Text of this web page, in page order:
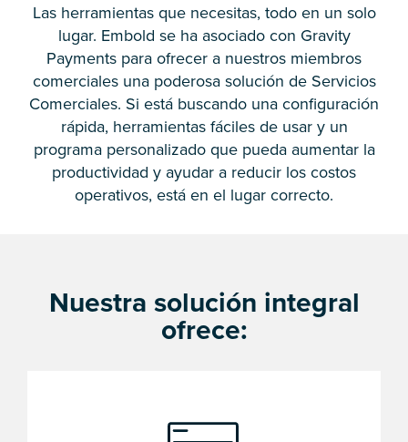
Las herramientas que necesitas, todo en un solo
lugar. Embold se ha asociado con Gravity
Payments para ofrecer a nuestros miembros
comerciales una poderosa solución de Servicios
Comerciales. Si está buscando una configuración
rápida, herramientas fáciles de usar y un
programa personalizado que pueda aumentar la
productividad y ayudar a reducir los costos
operativos, está en el lugar correcto.
Nuestra solución integral
ofrece: